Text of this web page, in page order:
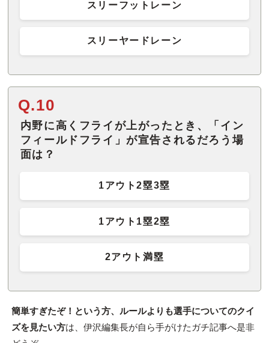
スリーフットレーン
スリーヤードレーン
Q.10
内野に高くフライが上がったとき、「イン
フィールドフライ」が宣告されるだろう場
面は？
1アウト2塁3塁
1アウト1塁2塁
2アウト満塁
簡単すぎたぞ！という方、ルールよりも選手についてのクイ
ズを見たい方は、伊沢編集長が自ら手がけたガチ記事へ是非